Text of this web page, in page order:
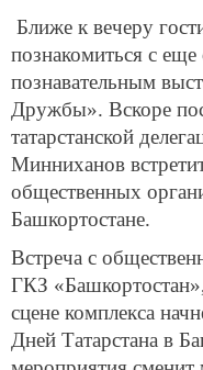
Ближе к вечеру
познакомиться с
познавательным
Дружбы». Вскоре
татарстанской
Минниханов
общественных
Башкортостане.
Встреча с
ГКЗ
сцене комплекса
Дней Татарстана в